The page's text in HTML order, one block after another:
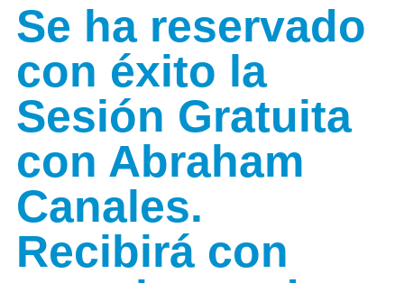
Se ha reservado
con éxito la
Sesión Gratuita
con Abraham
Canales.
Recibirá con